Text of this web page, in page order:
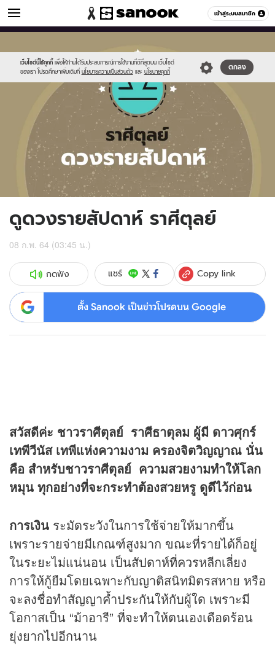
เข้าสู่ระบบสมาชิก
ดูดวง หมวดอื่นๆ
เว็บไซต์นี้ใช้คุกกี้ เพื่อให้ท่านได้รับประสบการณ์การใช้งานที่ดีที่สุดบน เว็บไซต์
ของเรา โปรดศึกษาเพิ่มเติมที่ นโยบายความเป็นส่วนตัว และ นโยบายคุกกี้
ตกลง
new-
sanook.png
horoscope-
libra_zodiac.jpg
ดูดวงรายสัปดาห์ ราศีตุลย์
08 ก.พ. 64 (03:45 น.)
กดฟัง แชร์ Copy link
ตั้ง Sanook เป็นข่าวโปรดบน Google
สวัสดีค่ะ ชาวราศีตุลย์ ราศีธาตุลม ผู้มี ดาวศุกร์
เทพีวีนัส เทพีแห่งความงาม ครองจิตวิญญาณ นั่น
คือ สำหรับชาวราศีตุลย์ ความสวยงามทำให้โลก
หมุน ทุกอย่างที่จะกระทำต้องสวยหรู ดูดีไว้ก่อน
การเงิน ระมัดระวังในการใช้จ่ายให้มากขึ้น
เพราะรายจ่ายมีเกณฑ์สูงมาก ขณะที่รายได้ก็อยู่
ในระยะไม่แน่นอน เป็นสัปดาห์ที่ควรหลีกเลี่ยง
การให้กู้ยืมโดยเฉพาะกับญาติสนิทมิตรสหาย หรือ
จะลงชื่อทำสัญญาค้ำประกันให้กับผู้ใด เพราะมี
โอกาสเป็น “ม้าอารี” ที่จะทำให้ตนเองเดือดร้อน
ยุ่งยากไปอีกนาน